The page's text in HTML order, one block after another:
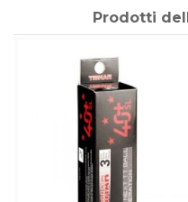
Prodotti